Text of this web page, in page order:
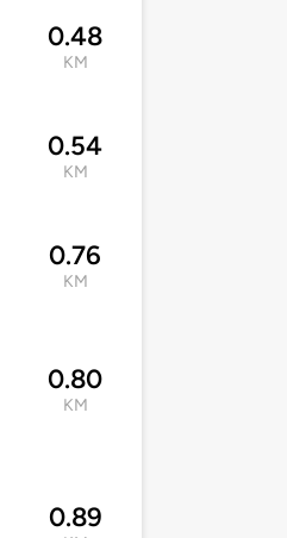
0.48
KM
0.54
KM
0.76
KM
0.80
KM
0.89